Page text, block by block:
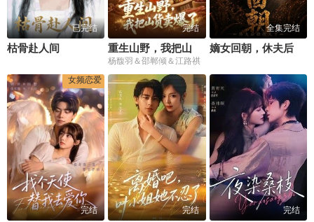
已完结
枯骨赴人间
完结
杨馥羽＆邵郸倾＆江路祺
全集完结
嫡女回朝，休夫后独揽天下
女频恋爱
完结 完结 完结